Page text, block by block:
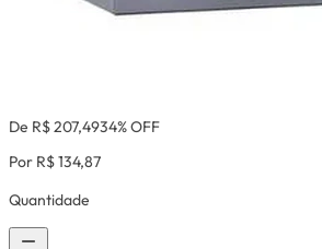
De R$ 207,4934% OFF
Por R$ 134,87
Quantidade